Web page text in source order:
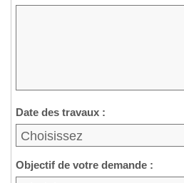
Date des travaux :
Objectif de votre demande :